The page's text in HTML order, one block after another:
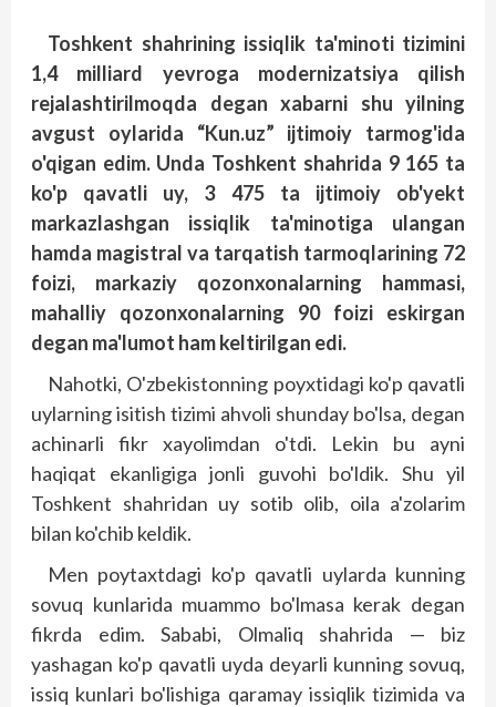
Toshkent shahrining issiqlik ta'minoti tizimini
1,4 milliard yevroga modernizatsiya qilish
rejalashtirilmoqda degan xabarni shu yilning
avgust oylarida “Kun.uz” ijtimoiy tarmog'ida
o'qigan edim. Unda Toshkent shahrida 9 165 ta
ko'p qavatli uy, 3 475 ta ijtimoiy ob'yekt
markazlashgan issiqlik ta'minotiga ulangan
hamda magistral va tarqatish tarmoqlarining 72
foizi, markaziy qozonxonalarning hammasi,
mahalliy qozonxonalarning 90 foizi eskirgan
degan ma'lumot ham keltirilgan edi.
Nahotki, O'zbekistonning poyxtidagi ko'p qavatli
uylarning isitish tizimi ahvoli shunday bo'lsa, degan
achinarli fikr xayolimdan o'tdi. Lekin bu ayni
haqiqat ekanligiga jonli guvohi bo'ldik. Shu yil
Toshkent shahridan uy sotib olib, oila a'zolarim
bilan ko'chib keldik.
Men poytaxtdagi ko'p qavatli uylarda kunning
sovuq kunlarida muammo bo'lmasa kerak degan
fikr­­da edim. Sababi, Olmaliq shahrida — biz
yashagan ko'p qavatli uyda deyarli kunning sovuq,
issiq kunlari bo'lishiga qaramay issiqlik tizimida va